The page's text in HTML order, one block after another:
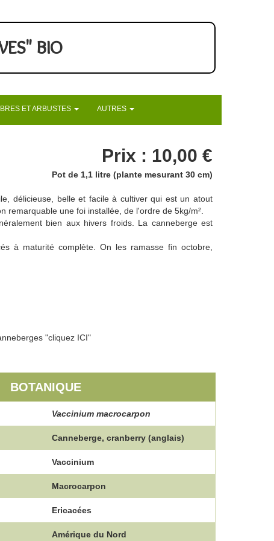
BIO
ET ARBUSTES AUTRES
Prix : 10,00 €
Pot de 1,1 litre (plante mesurant 30 cm)
délicieuse, belle et facile à cultiver qui est un atout
une foi installée, de l'ordre de 5kg/m².
bien aux hivers froids. La canneberge est
à maturité complète. On les ramasse fin octobre,
"cliquez ICI"
BOTANIQUE
Vaccinium macrocarpon
Canneberge, cranberry (anglais)
Vaccinium
Macrocarpon
Ericacées
Amérique du Nord